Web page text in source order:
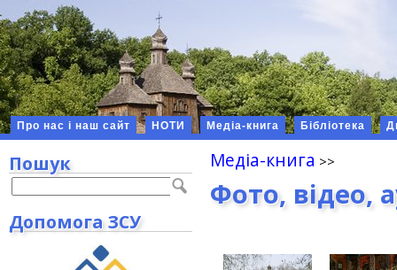
Про нас і наш сайт НОТИ Медіа-книга Бібліотека
Медіа-книга
Фото, відео,
Пошук
Допомога ЗСУ